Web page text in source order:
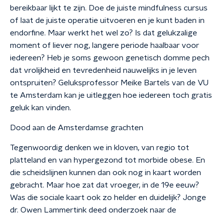
bereikbaar lijkt te zijn. Doe de juiste mindfulness cursus
of laat de juiste operatie uitvoeren en je kunt baden in
endorfine. Maar werkt het wel zo? Is dat gelukzalige
moment of liever nog, langere periode haalbaar voor
iedereen? Heb je soms gewoon genetisch domme pech
dat vrolijkheid en tevredenheid nauwelijks in je leven
ontspruiten? Geluksprofessor Meike Bartels van de VU
te Amsterdam kan je uitleggen hoe iedereen toch gratis
geluk kan vinden.
Dood aan de Amsterdamse grachten
Tegenwoordig denken we in kloven, van regio tot
platteland en van hypergezond tot morbide obese. En
die scheidslijnen kunnen dan ook nog in kaart worden
gebracht. Maar hoe zat dat vroeger, in de 19e eeuw?
Was die sociale kaart ook zo helder en duidelijk? Jonge
dr. Owen Lammertink deed onderzoek naar de